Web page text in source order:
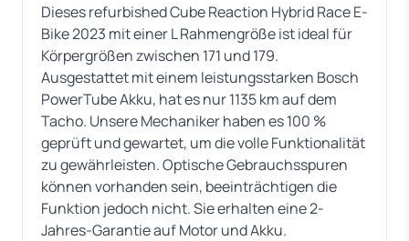
Dieses refurbished Cube Reaction Hybrid Race E-
Bike 2023 mit einer L Rahmengröße ist ideal für
Körpergrößen zwischen 171 und 179.
Ausgestattet mit einem leistungsstarken Bosch
PowerTube Akku, hat es nur 1135 km auf dem
Tacho. Unsere Mechaniker haben es 100 %
geprüft und gewartet, um die volle Funktionalität
zu gewährleisten. Optische Gebrauchsspuren
können vorhanden sein, beeinträchtigen die
Funktion jedoch nicht. Sie erhalten eine 2-
Jahres-Garantie auf Motor und Akku.